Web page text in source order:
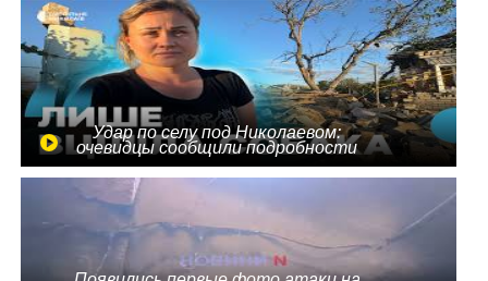
Удар по селу под Николаевом:
очевидцы сообщили подробности